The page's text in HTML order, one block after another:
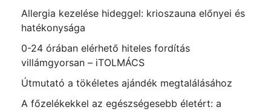
Allergia kezelése hideggel: krioszauna előnyei és
hatékonysága
0-24 órában elérhető hiteles fordítás
villámgyorsan – iTOLMÁCS
Útmutató a tökéletes ajándék megtalálásához
A főzelékekkel az egészségesebb életért: a